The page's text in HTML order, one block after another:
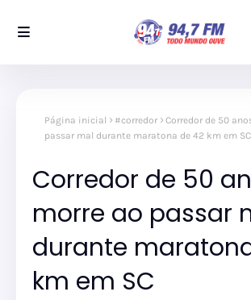
Página inicial #corredor
Corredor de 50
passar mal durante maratona de 42 km em SC
Corredor de 50
morre ao passar
durante
km em SC